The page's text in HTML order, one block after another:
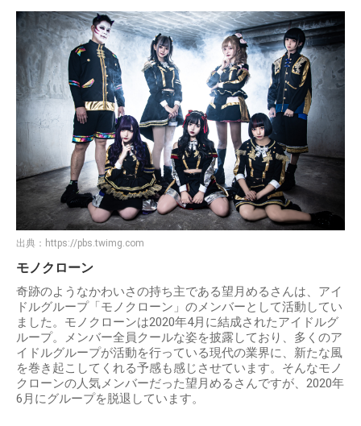
出典： https://pbs.twimg.com
モノクローン
奇跡のようなかわいさの持ち主である望月めるさんは、アイ
ドルグループ「モノクローン」のメンバーとして活動してい
ました。モノクローンは2020年4月に結成されたアイドルグ
ループ。メンバー全員クールな姿を披露しており、多くのア
イドルグループが活動を行っている現代の業界に、新たな風
を巻き起こしてくれる予感も感じさせています。そんなモノ
クローンの人気メンバーだった望月めるさんですが、2020年
6月にグループを脱退しています。